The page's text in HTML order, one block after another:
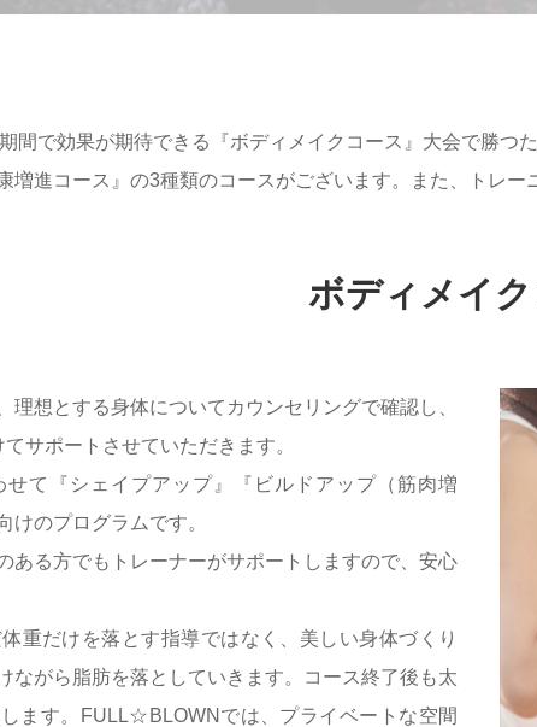
間で効果が期待できる『ボディメイクコース』大会で勝つ
増進コース』の3種類のコースがございます。また、トレ
ボディメイ
理想とする身体についてカウンセリングで確認し、
サポートさせていただきます。
て『シェイプアップ』『ビルドアップ（筋肉増
けのプログラムです。
ある方でもトレーナーがサポートしますので、安心
重だけを落とす指導ではなく、美しい身体づくり
ながら脂肪を落としていきます。コース終了後も太
ます。FULL☆BLOWNでは、プライベートな空間